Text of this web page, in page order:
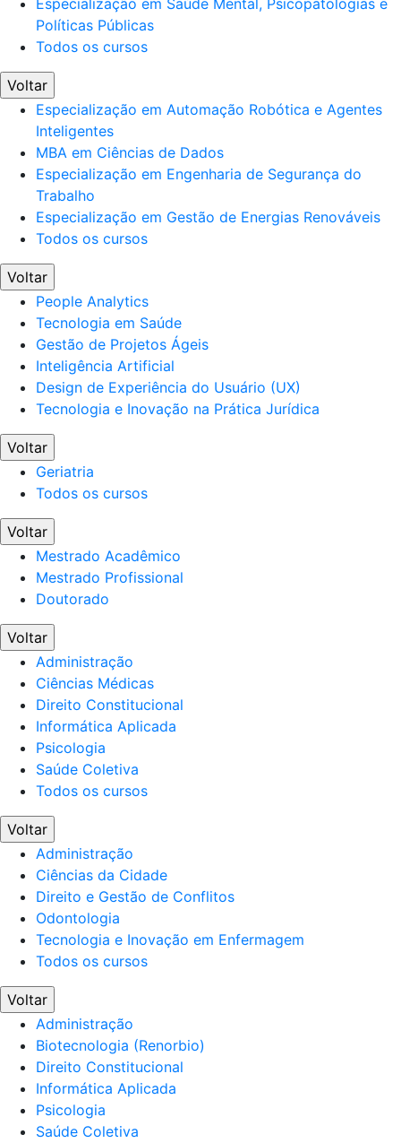
Especialização em Saúde Mental, Psicopatologias e
Políticas Públicas
Todos os cursos
Voltar
Especialização em Automação Robótica e Agentes
Inteligentes
MBA em Ciências de Dados
Especialização em Engenharia de Segurança do
Trabalho
Especialização em Gestão de Energias Renováveis
Todos os cursos
Voltar
People Analytics
Tecnologia em Saúde
Gestão de Projetos Ágeis
Inteligência Artificial
Design de Experiência do Usuário (UX)
Tecnologia e Inovação na Prática Jurídica
Voltar
Geriatria
Todos os cursos
Voltar
Mestrado Acadêmico
Mestrado Profissional
Doutorado
Voltar
Administração
Ciências Médicas
Direito Constitucional
Informática Aplicada
Psicologia
Saúde Coletiva
Todos os cursos
Voltar
Administração
Ciências da Cidade
Direito e Gestão de Conflitos
Odontologia
Tecnologia e Inovação em Enfermagem
Todos os cursos
Voltar
Administração
Biotecnologia (Renorbio)
Direito Constitucional
Informática Aplicada
Psicologia
Saúde Coletiva